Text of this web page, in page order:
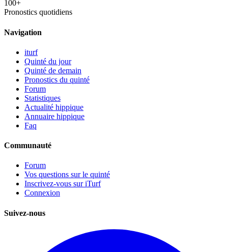
100+
Pronostics quotidiens
Navigation
iturf
Quinté du jour
Quinté de demain
Pronostics du quinté
Forum
Statistiques
Actualité hippique
Annuaire hippique
Faq
Communauté
Forum
Vos questions sur le quinté
Inscrivez-vous sur iTurf
Connexion
Suivez-nous